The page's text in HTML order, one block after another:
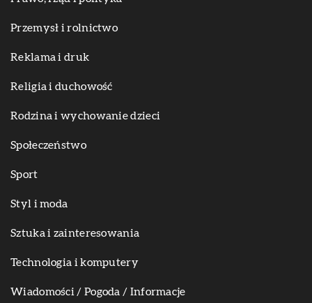
Przemysł i rolnictwo
Reklama i druk
Religia i duchowość
Rodzina i wychowanie dzieci
Społeczeństwo
Sport
Styl i moda
Sztuka i zainteresowania
Technologia i komputery
Wiadomości / Pogoda / Informacje